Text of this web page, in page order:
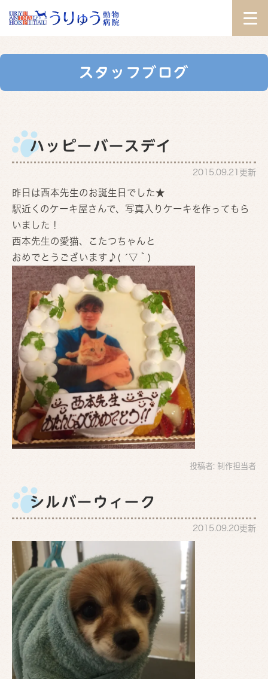
スタッフブログ
ハッピーバースデイ
2015.09.21更新
昨日は西本先生のお誕生日でした★
駅近くのケーキ屋さんで、写真入りケーキを作ってもら
いました！
西本先生の愛猫、こたつちゃんと
おめでとうございます♪( ´▽｀)
投稿者: 制作担当者
シルバーウィーク
2015.09.20更新